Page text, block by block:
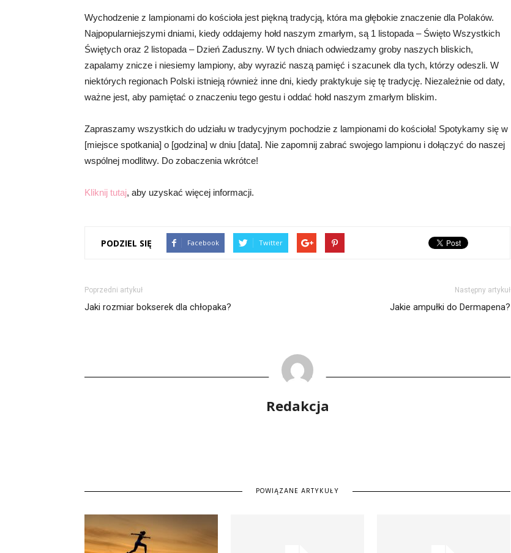
Wychodzenie z lampionami do kościoła jest piękną tradycją, która ma głębokie znaczenie dla Polaków.
Najpopularniejszymi dniami, kiedy oddajemy hołd naszym zmarłym, są 1 listopada – Święto Wszystkich
Świętych oraz 2 listopada – Dzień Zaduszny. W tych dniach odwiedzamy groby naszych bliskich,
zapalamy znicze i niesiemy lampiony, aby wyrazić naszą pamięć i szacunek dla tych, którzy odeszli. W
niektórych regionach Polski istnieją również inne dni, kiedy praktykuje się tę tradycję. Niezależnie od daty,
ważne jest, aby pamiętać o znaczeniu tego gestu i oddać hołd naszym zmarłym bliskim.
Zapraszamy wszystkich do udziału w tradycyjnym pochodzie z lampionami do kościoła! Spotykamy się w
[miejsce spotkania] o [godzina] w dniu [data]. Nie zapomnij zabrać swojego lampionu i dołączyć do naszej
wspólnej modlitwy. Do zobaczenia wkrótce!
Kliknij tutaj, aby uzyskać więcej informacji.
PODZIEL SIĘ Facebook Twitter
Poprzedni artykuł
Jaki rozmiar bokserek dla chłopaka?
Następny artykuł
Jakie ampułki do Dermapena?
Redakcja
POWIĄZANE ARTYKUŁY